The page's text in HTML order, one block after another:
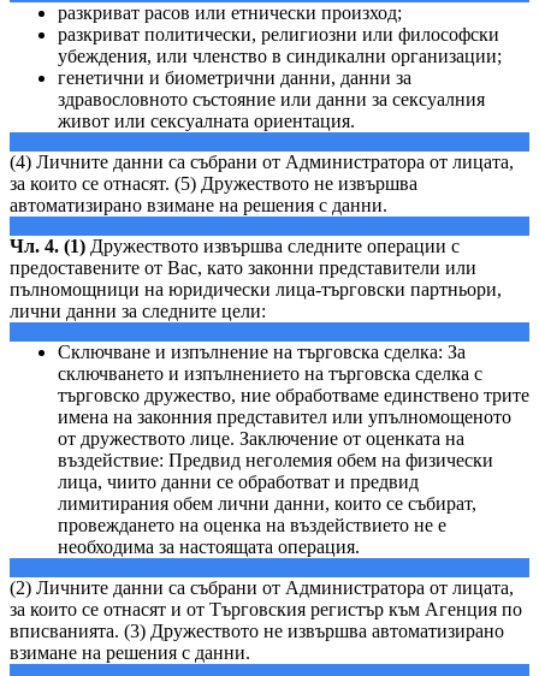
разкриват расов или етнически произход;
разкриват политически, религиозни или философски
убеждения, или членство в синдикални организации;
генетични и биометрични данни, данни за
здравословното състояние или данни за сексуалния
живот или сексуалната ориентация.
(4) Личните данни са събрани от Администратора от лицата,
за които се отнасят. (5) Дружеството не извършва
автоматизирано взимане на решения с данни.
Чл. 4. (1) Дружеството извършва следните операции с
предоставените от Вас, като законни представители или
пълномощници на юридически лица-търговски партньори,
лични данни за следните цели:
Сключване и изпълнение на търговска сделка: За
сключването и изпълнението на търговска сделка с
търговско дружество, ние обработваме единствено трите
имена на законния представител или упълномощеното
от дружеството лице. Заключение от оценката на
въздействие: Предвид неголемия обем на физически
лица, чиито данни се обработват и предвид
лимитирания обем лични данни, които се събират,
провеждането на оценка на въздействието не е
необходима за настоящата операция.
(2) Личните данни са събрани от Администратора от лицата,
за които се отнасят и от Търговския регистър към Агенция по
вписванията. (3) Дружеството не извършва автоматизирано
взимане на решения с данни.